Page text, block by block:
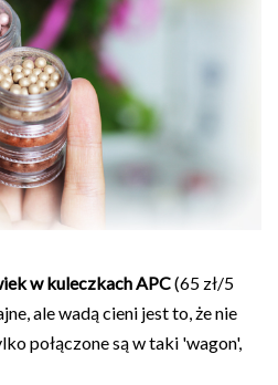
w kuleczkach APC(65 zł/5
ale wadą cieni jest to, że nie
połączone są w taki 'wagon',